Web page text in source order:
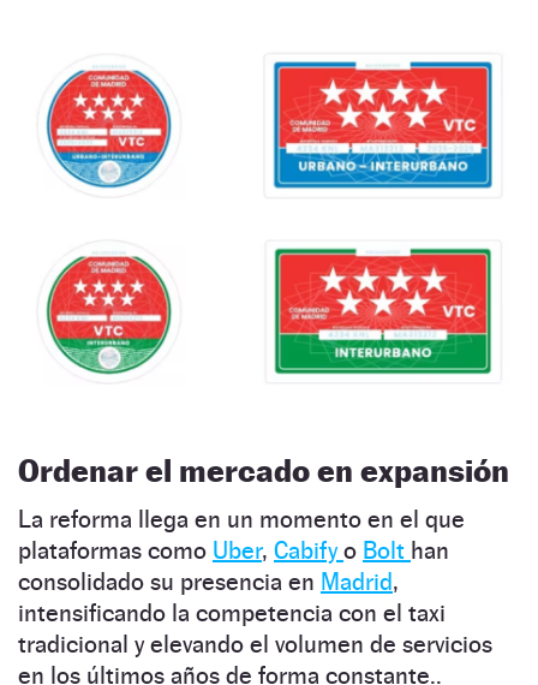
Ordenar el mercado en expansión
La reforma llega en un momento en el que
plataformas como Uber, Cabifyo Bolt han
consolidado su presencia en Madrid,
intensificando la competencia con el taxi
tradicional y elevando el volumen de servicios
en los últimos años de forma constante..